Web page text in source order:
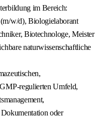
im Bereich:
w/d), Biologielaborant
Biotechnologe, Meister
naturwissenschaftliche
regulierten Umfeld,
oder